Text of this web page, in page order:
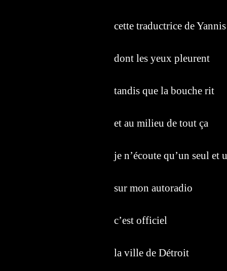
cette traductrice de
dont les yeux pleurent
tandis que la bouche rit
et au milieu de tout ça
je n’écoute qu’un seul
sur mon autoradio
c’est officiel
la ville de Détroit